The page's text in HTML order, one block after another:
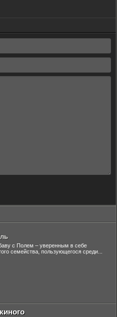
с Полем – уверенным в себе
семейства, пользующегося среди...